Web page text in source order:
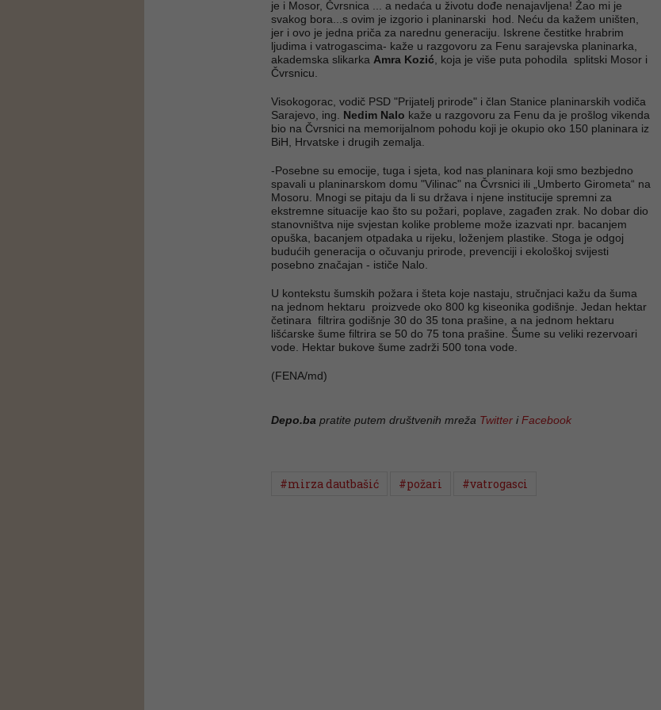
je i Mosor, Čvrsnica ... a nedaća u životu dođe nenajavljena! Žao mi je
svakog bora...s ovim je izgorio i planinarski hod. Neću da kažem uništen,
jer i ovo je jedna priča za narednu generaciju. Iskrene čestitke hrabrim
ljudima i vatrogascima- kaže u razgovoru za Fenu sarajevska planinarka,
akademska slikarka Amra Kozić , koja je više puta pohodila splitski Mosor i
Čvrsnicu.
Visokogorac, vodič PSD "Prijatelj prirode" i član Stanice planinarskih vodiča
Sarajevo, ing. Nedim Nalo kaže u razgovoru za Fenu da je prošlog vikenda
bio na Čvrsnici na memorijalnom pohodu koji je okupio oko 150 planinara iz
BiH, Hrvatske i drugih zemalja.
-Posebne su emocije, tuga i sjeta, kod nas planinara koji smo bezbjedno
spavali u planinarskom domu "Vilinac" na Čvrsnici ili „Umberto Girometa“ na
Mosoru. Mnogi se pitaju da li su država i njene institucije spremni za
ekstremne situacije kao što su požari, poplave, zagađen zrak. No dobar dio
stanovništva nije svjestan kolike probleme može izazvati npr. bacanjem
opuška, bacanjem otpadaka u rijeku, loženjem plastike. Stoga je odgoj
budućih generacija o očuvanju prirode, prevenciji i ekološkoj svijesti
posebno značajan - ističe Nalo.
U kontekstu šumskih požara i šteta koje nastaju, stručnjaci kažu da šuma
na jednom hektaru proizvede oko 800 kg kiseonika godišnje. Jedan hektar
četinara filtrira godišnje 30 do 35 tona prašine, a na jednom hektaru
lišćarske šume filtrira se 50 do 75 tona prašine. Šume su veliki rezervoari
vode. Hektar bukove šume zadrži 500 tona vode.
(FENA/md)
Depo.ba pratite putem društvenih mreža Twitter iFacebook
#mirza dautbašić #požari #vatrogasci